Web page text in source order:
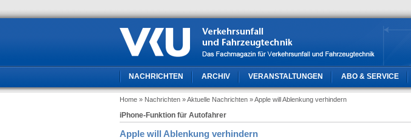
NACHRICHTEN ARCHIV VERANSTALTUNGEN ABO & SERVICE
Home » Nachrichten » Aktuelle Nachrichten » Apple will Ablenkung verhindern
iPhone-Funktion für Autofahrer
Apple will Ablenkung verhindern